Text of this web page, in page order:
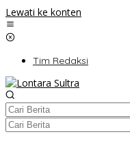
Lewati ke konten
Tim Redaksi